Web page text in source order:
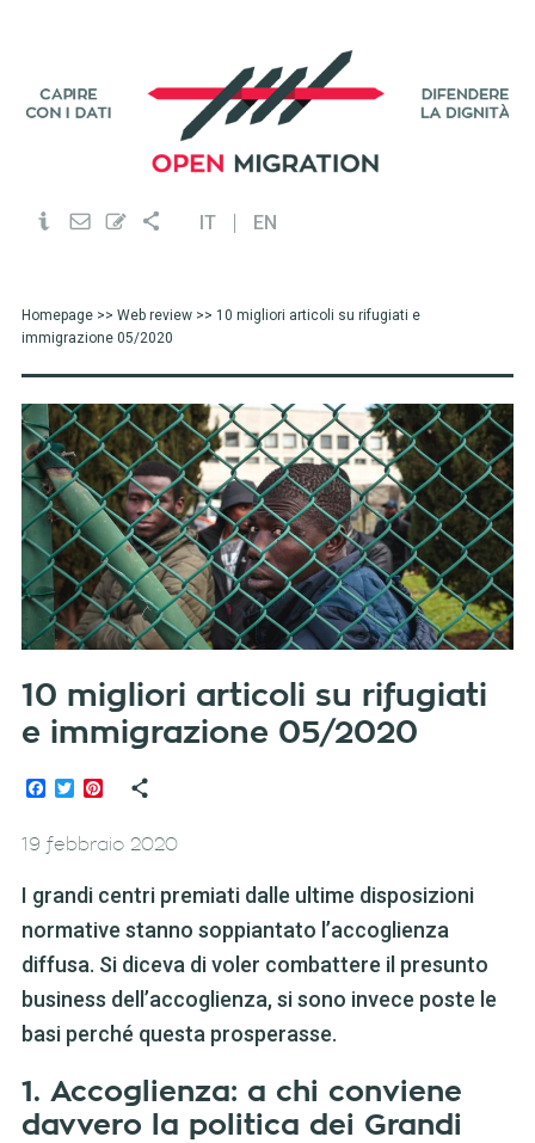
IT EN
Homepage>> Web review>> 10 migliori articoli su rifugiati e
immigrazione 05/2020
10 migliori articoli su rifugiati
e immigrazione 05/2020
Facebook
TwitterPinterest
19 febbraio 2020
I grandi centri premiati dalle ultime disposizioni
normative stanno soppiantato l’accoglienza
diffusa. Si diceva di voler combattere il presunto
business dell’accoglienza, si sono invece poste le
basi perché questa prosperasse.
1. Accoglienza: a chi conviene
davvero la politica dei Grandi